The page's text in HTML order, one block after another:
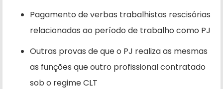
Pagamento de verbas trabalhistas rescisórias
relacionadas ao período de trabalho como PJ
Outras provas de que o PJ realiza as mesmas
as funções que outro profissional contratado
sob o regime CLT